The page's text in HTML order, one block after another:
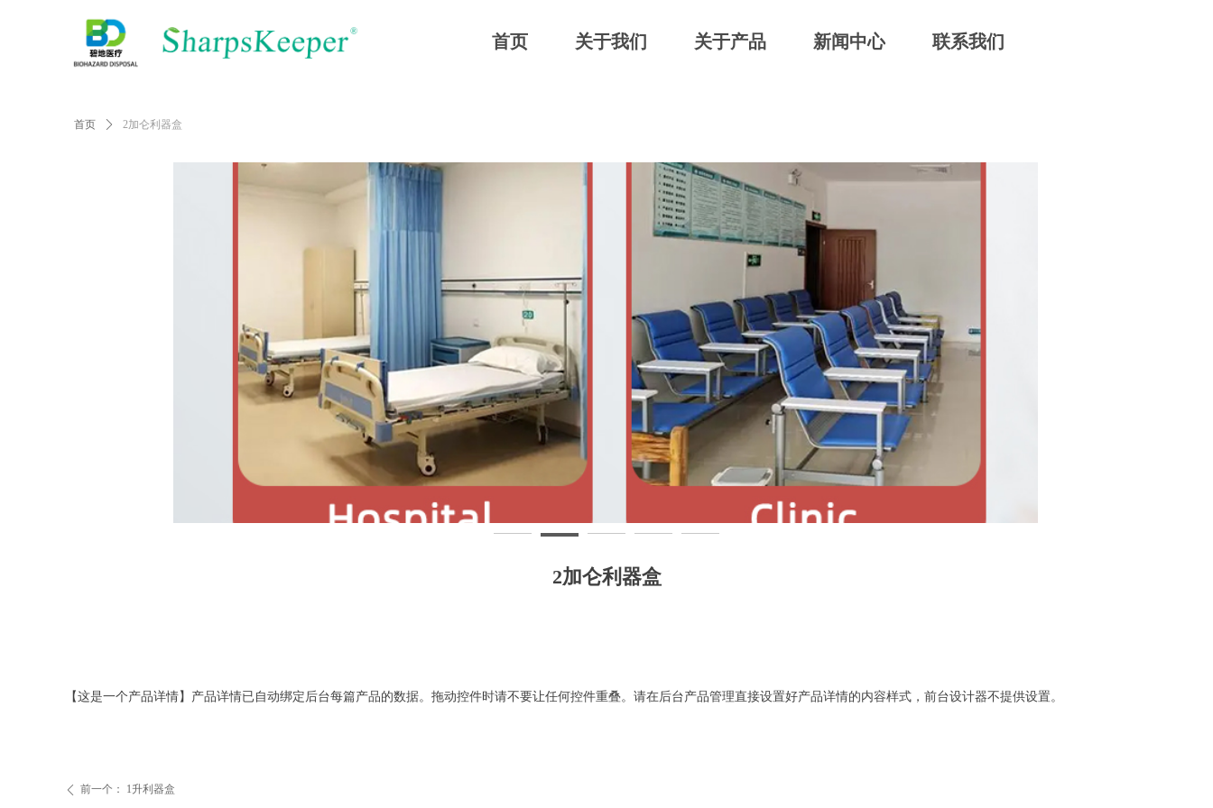
首页 关于我们 关于产品 新闻中心 联系我们
首页 ꄲ 2加仑利器盒
2加仑利器盒
ꄴ 前一个： 1升利器盒
【这是一个产品详情】产品详情已自动绑定后台每篇产品的数据。拖动控件时请不要让任何控件重叠。请在后台产品管理直接设置好产品详情的内容样式，前台设计器不提供设置。